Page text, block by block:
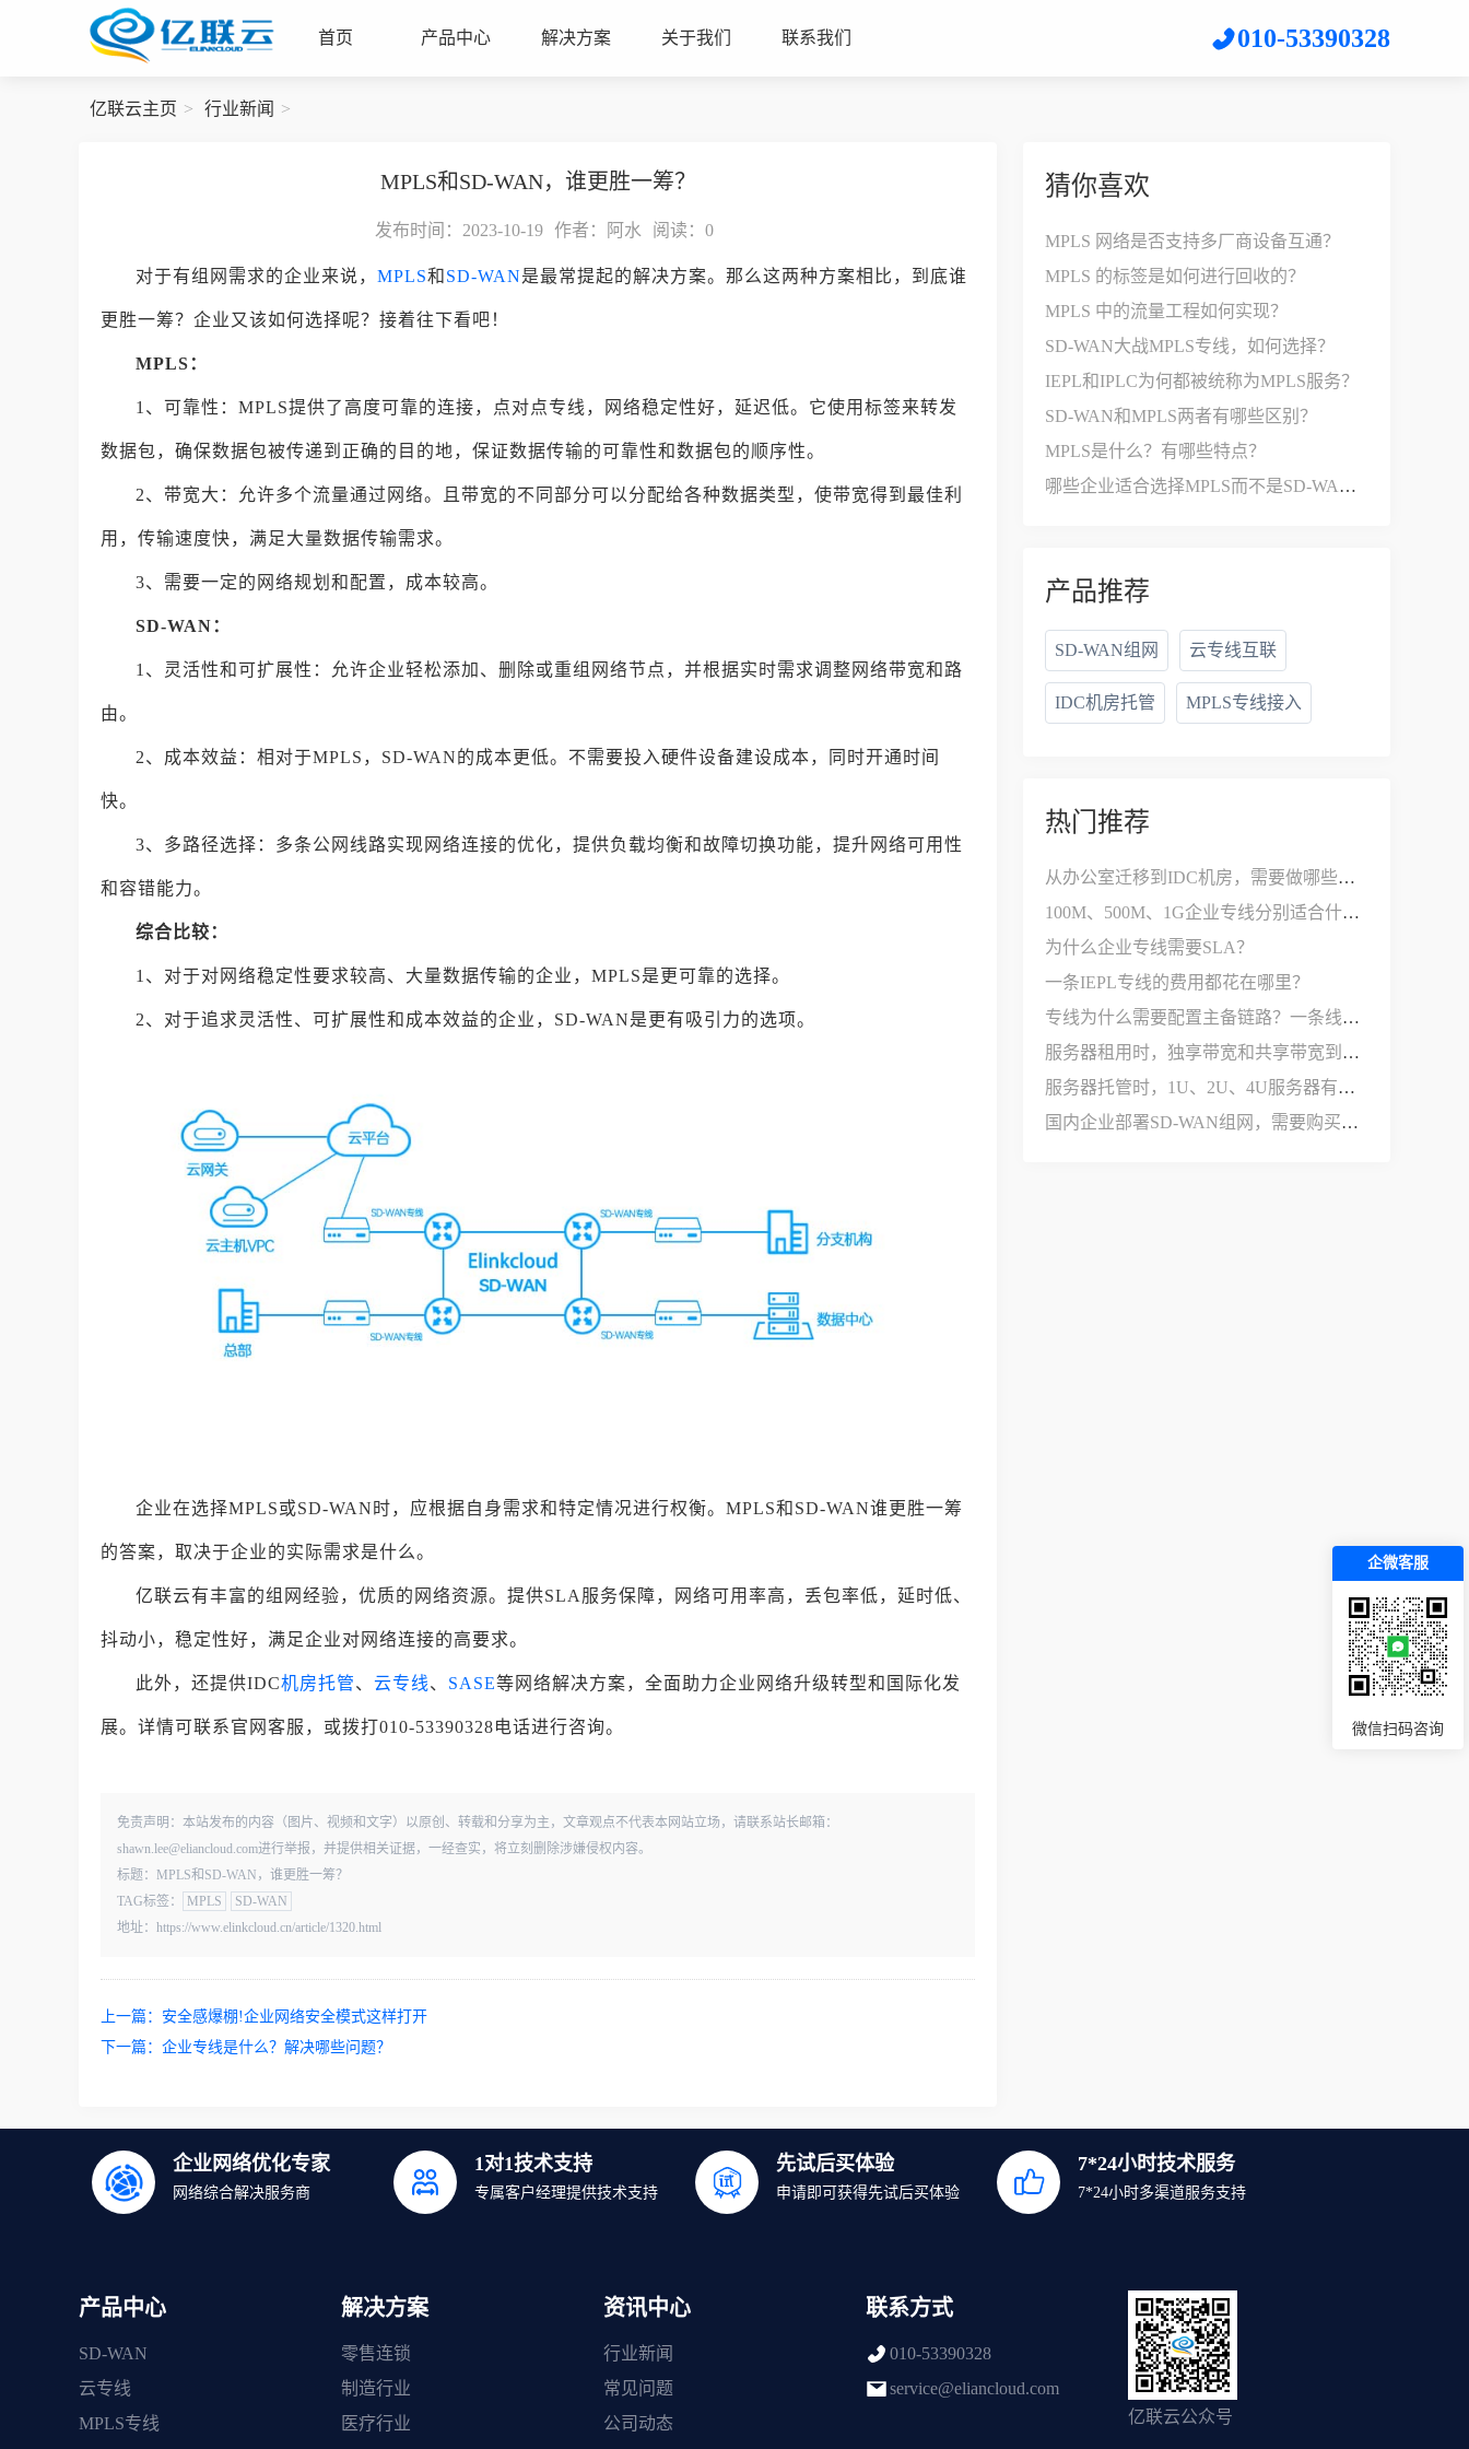
首页 产品中心 解决方案 关于我们 联系我们 010-53390328
亿联云主页 行业新闻
MPLS和SD-WAN，谁更胜一筹？
发布时间：2023-10-19 作者：阿水 阅读： 0
对于有组网需求的企业来说， MPLS和 SD-WAN是最常提起的解决方案。那么这两种方案相比，到底谁
更胜一筹？企业又该如何选择呢？接着往下看吧！
MPLS：
1、可靠性：MPLS提供了高度可靠的连接，点对点专线，网络稳定性好，延迟低。它使用标签来转发
数据包，确保数据包被传递到正确的目的地，保证数据传输的可靠性和数据包的顺序性。
2、带宽大：允许多个流量通过网络。且带宽的不同部分可以分配给各种数据类型，使带宽得到最佳利
用，传输速度快，满足大量数据传输需求。
3、需要一定的网络规划和配置，成本较高。
SD-WAN：
1、灵活性和可扩展性：允许企业轻松添加、删除或重组网络节点，并根据实时需求调整网络带宽和路
由。
2、成本效益：相对于MPLS，SD-WAN的成本更低。不需要投入硬件设备建设成本，同时开通时间
快。
3、多路径选择：多条公网线路实现网络连接的优化，提供负载均衡和故障切换功能，提升网络可用性
和容错能力。
综合比较：
1、对于对网络稳定性要求较高、大量数据传输的企业，MPLS是更可靠的选择。
2、对于追求灵活性、可扩展性和成本效益的企业，SD-WAN是更有吸引力的选项。
企业在选择MPLS或SD-WAN时，应根据自身需求和特定情况进行权衡。MPLS和SD-WAN谁更胜一筹
的答案，取决于企业的实际需求是什么。
亿联云有丰富的组网经验，优质的网络资源。提供SLA服务保障，网络可用率高，丢包率低，延时低、
抖动小，稳定性好，满足企业对网络连接的高要求。
此外，还提供IDC机房托管、 云专线、 SASE等网络解决方案，全面助力企业网络升级转型和国际化发
展。详情可联系官网客服，或拨打010-53390328电话进行咨询。
免责声明：本站发布的内容（图片、视频和文字）以原创、转载和分享为主，文章观点不代表本网站立场，请联系站长邮箱：
shawn.lee@eliancloud.com进行举报，并提供相关证据，一经查实，将立刻删除涉嫌侵权内容。
标题：MPLS和SD-WAN，谁更胜一筹？
TAG标签：
MPLS
SD-WAN
地址：https://www.elinkcloud.cn/article/1320.html
上一篇： 安全感爆棚!企业网络安全模式这样打开
下一篇： 企业专线是什么？解决哪些问题？
猜你喜欢
MPLS 网络是否支持多厂商设备互通？
MPLS 的标签是如何进行回收的？
MPLS 中的流量工程如何实现？
SD-WAN大战MPLS专线，如何选择？
IEPL和IPLC为何都被统称为MPLS服务？
SD-WAN和MPLS两者有哪些区别？
MPLS是什么？有哪些特点？
哪些企业适合选择MPLS而不是SD-WAN？
产品推荐
SD-WAN组网 云专线互联
IDC机房托管 MPLS专线接入
热门推荐
从办公室迁移到IDC机房，需要做哪些网络改造？
100M、500M、1G企业专线分别适合什么公司？
为什么企业专线需要SLA？
一条IEPL专线的费用都花在哪里？
专线为什么需要配置主备链路？一条线路不够用吗？
服务器租用时，独享带宽和共享带宽到底有什么区别？
服务器托管时，1U、2U、4U服务器有什么区别？
国内企业部署SD-WAN组网，需要购买哪些设备和服务？
企业网络优化专家
网络综合解决服务商
1对1技术支持
专属客户经理提供技术支持
先试后买体验
申请即可获得先试后买体验
7*24小时技术服务
7*24小时多渠道服务支持
产品中心
SD-WAN
云专线
MPLS专线
解决方案
零售连锁
制造行业
医疗行业
资讯中心
行业新闻
常见问题
公司动态
联系方式
010-53390328
service@eliancloud.com
亿联云公众号
企微客服
微信扫码咨询